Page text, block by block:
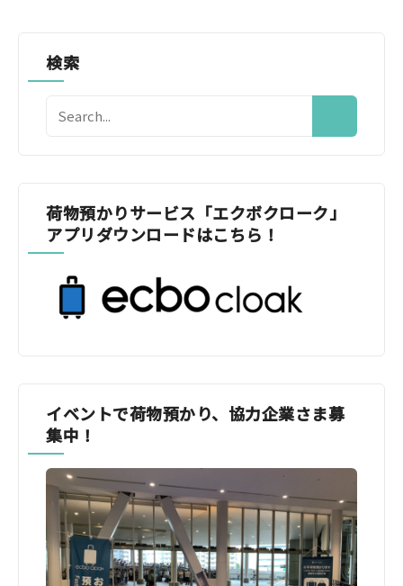
検索
荷物預かりサービス「エクボクローク」
アプリダウンロードはこちら！
イベントで荷物預かり、協力企業さま募
集中！